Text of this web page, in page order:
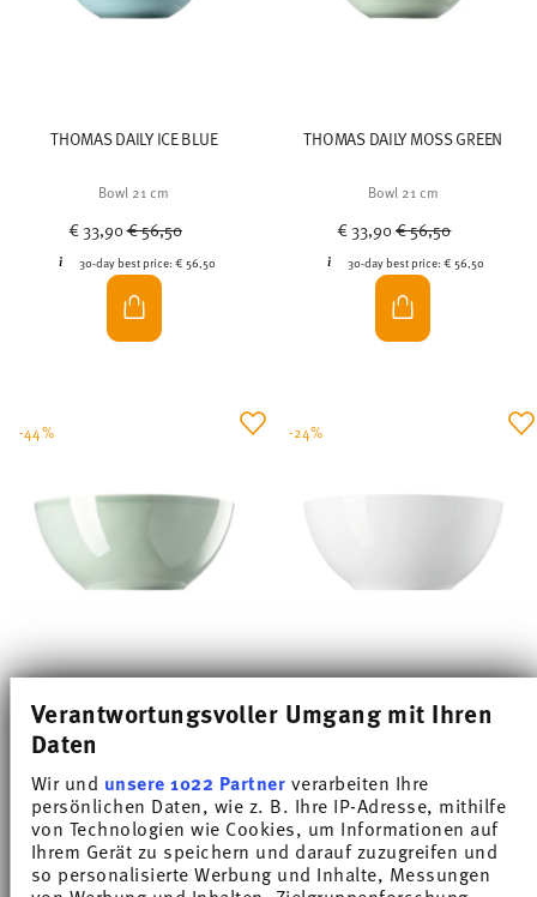
Verantwortungsvoller Umgang mit Ihren
Daten
Wir und unsere 1022 Partnerverarbeiten Ihre
persönlichen Daten, wie z. B. Ihre IP-Adresse, mithilfe
von Technologien wie Cookies, um Informationen auf
Ihrem Gerät zu speichern und darauf zuzugreifen und
so personalisierte Werbung und Inhalte, Messungen
THOMAS DAILY ICE BLUE
Bowl 21 cm
€ 33,90Price reduced from
€ 56,50
30-day best price: € 56,50
THOMAS DAILY MOSS GREEN
Bowl 21 cm
€ 33,90Price reduced from
€ 56,50
30-day best price:€ 56,50
€ 44,90Price reduced from
€ 80,00to
30-day best price: € 80,00
-44%
€ 53,20 Price reduced from
€ 70,00
30-day best price:
-24%